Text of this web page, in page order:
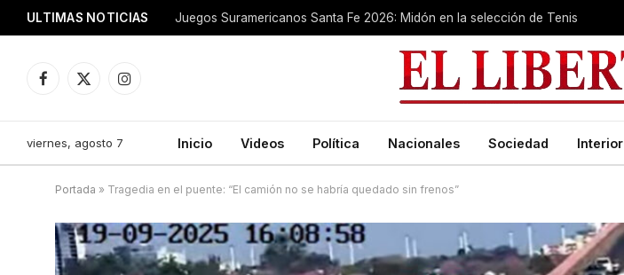
ULTIMAS NOTICIAS Juegos Suramericanos Santa Fe 2026: Midón en la selección de Tenis
Facebook
X
Instagram
viernes, agosto 7 Inicio Videos Política Nacionales Sociedad Interior
Portada » Tragedia en el puente: “El camión no se habría quedado sin frenos”